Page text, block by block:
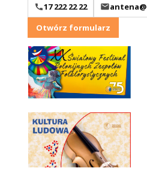
17 222 22 22
Otwórz formularz